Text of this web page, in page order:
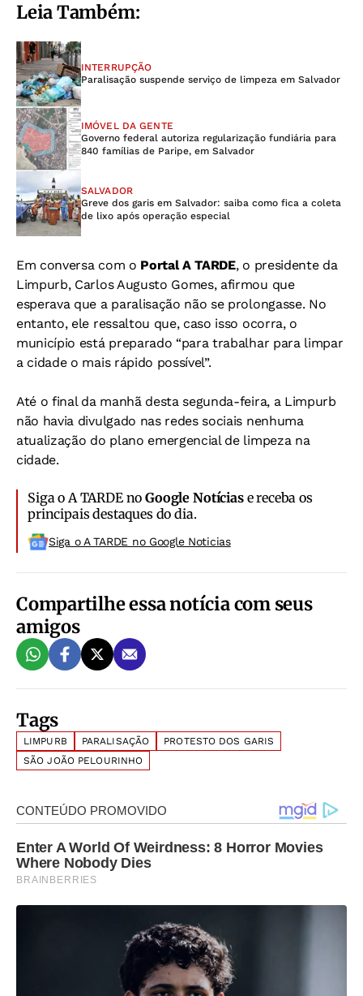
Leia Também:
INTERRUPÇÃO
Paralisação suspende serviço de limpeza em Salvador
IMÓVEL DA GENTE
Governo federal autoriza regularização fundiária para
840 famílias de Paripe, em Salvador
SALVADOR
Greve dos garis em Salvador: saiba como fica a coleta
de lixo após operação especial
Em conversa com o Portal A TARDE, o presidente da
Limpurb, Carlos Augusto Gomes, afirmou que
esperava que a paralisação não se prolongasse. No
entanto, ele ressaltou que, caso isso ocorra, o
município está preparado “para trabalhar para limpar
a cidade o mais rápido possível”.
Até o final da manhã desta segunda-feira, a Limpurb
não havia divulgado nas redes sociais nenhuma
atualização do plano emergencial de limpeza na
cidade.
Siga o A TARDE noGoogle Notíciase receba os
principais destaques do dia.
Siga o A TARDE no Google Noticias
Compartilhe essa notícia com seus
amigos
Tags
LIMPURB PARALISAÇÃO
PROTESTO DOS GARIS
SÃO JOÃO PELOURINHO